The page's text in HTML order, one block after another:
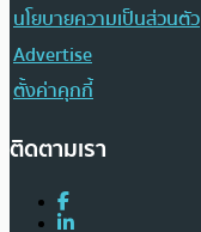
นโยบายความเป็นส่วนตัว
Advertise
ตั้งค่าคุกกี้
ติดตามเรา